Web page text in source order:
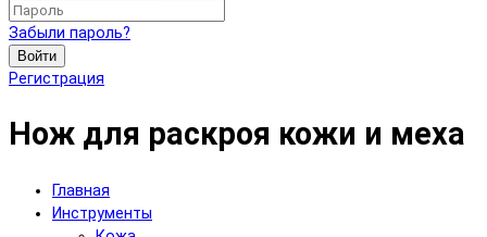
Забыли пароль?
Войти
Регистрация
Нож для раскроя кожи и меха
Главная
Инструменты